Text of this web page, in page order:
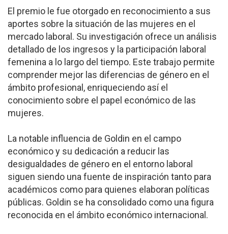
El premio le fue otorgado en reconocimiento a sus
aportes sobre la situación de las mujeres en el
mercado laboral. Su investigación ofrece un análisis
detallado de los ingresos y la participación laboral
femenina a lo largo del tiempo. Este trabajo permite
comprender mejor las diferencias de género en el
ámbito profesional, enriqueciendo así el
conocimiento sobre el papel económico de las
mujeres.
La notable influencia de Goldin en el campo
económico y su dedicación a reducir las
desigualdades de género en el entorno laboral
siguen siendo una fuente de inspiración tanto para
académicos como para quienes elaboran políticas
públicas. Goldin se ha consolidado como una figura
reconocida en el ámbito económico internacional.